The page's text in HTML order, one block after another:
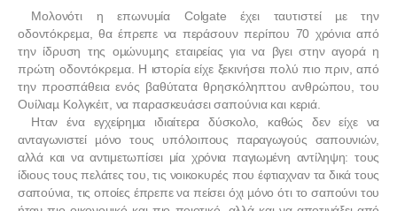
Μολονότι η επωνυμία Colgate έχει ταυτιστεί µε την
οδοντόκρεµα, θα έπρεπε να περάσουν περίπου 70 χρόνια από
την ίδρυση της οµώνυµης εταιρείας για να βγει στην αγορά η
πρώτη οδοντόκρεµα. Η ιστορία είχε ξεκινήσει πολύ πιο πριν, από
την προσπάθεια ενός βαθύτατα θρησκόληπτου ανθρώπου, του
Ουίλιαµ Κολγκέιτ, να παρασκευάσει σαπούνια και κεριά.
Ηταν ένα εγχείρηµα ιδιαίτερα δύσκολο, καθώς δεν είχε να
ανταγωνιστεί µόνο τους υπόλοιπους παραγωγούς σαπουνιών,
αλλά και να αντιμετωπίσει μία χρόνια παγιωμένη αντίληψη: τους
ίδιους τους πελάτες του, τις νοικοκυρές που έφτιαχναν τα δικά τους
σαπούνια, τις οποίες έπρεπε να πείσει όχι µόνο ότι το σαπούνι του